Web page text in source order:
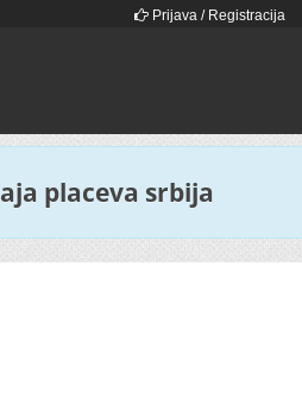
Prijava / Registracija
placeva srbija